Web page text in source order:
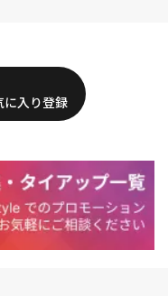
入り登録